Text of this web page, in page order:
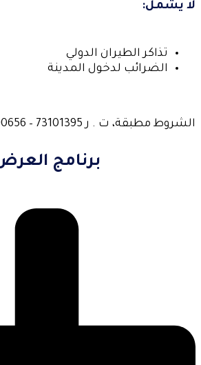
لا يشمل:
تذاكر الطيران الدولي
الضرائب لدخول المدينة
الشروط مطبقة، ت . ر 73101395 – 73100656
برنامج